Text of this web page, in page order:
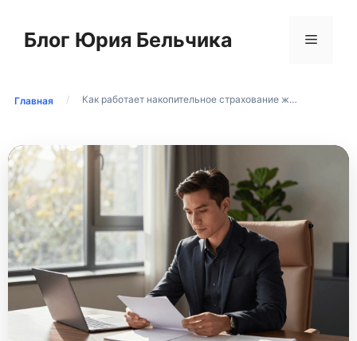
содержимому
Блог Юрия Бельчика Меню
Главная / Как работает накопительное страхование ж…